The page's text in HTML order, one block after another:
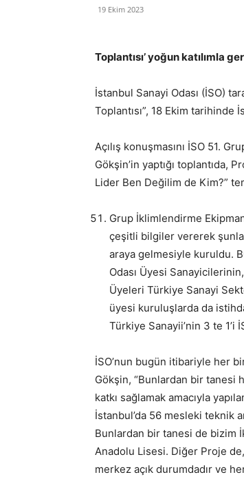
19 Ekim 2023
Toplantısı’ yoğun katılımla
İstanbul Sanayi Odası (İSO)
Toplantısı”, 18 Ekim
Açılış konuşmasını İSO 51.
Gökşin’in yaptığı toplantıda,
Lider Ben Değilim de Kim?”
Grup İklimlendirme
çeşitli bilgiler vererek
araya gelmesiyle kuruldu.
Odası Üyesi
Üyeleri Türkiye Sanayi
üyesi kuruluşlarda da
Türkiye Sanayii’nin 3 te
İSO’nun bugün itibariyle her
Gökşin, “Bunlardan bir tanesi
katkı sağlamak amacıyla
İstanbul’da 56 mesleki
Bunlardan bir tanesi de bizim
Anadolu Lisesi. Diğer Proje
merkez açık durumdadır ve